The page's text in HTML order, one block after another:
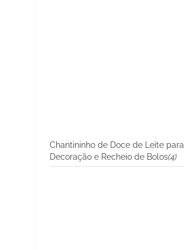
Chantininho de Doce de Leite para
Decoração e Recheio de Bolos(4)